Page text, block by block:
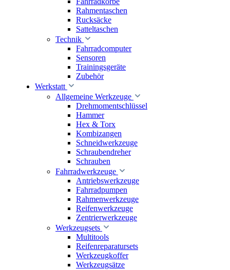
Rahmentaschen
Rucksäcke
Satteltaschen
Technik
Fahrradcomputer
Sensoren
Trainingsgeräte
Zubehör
Werkstatt
Allgemeine Werkzeuge
Drehmomentschlüssel
Hammer
Hex & Torx
Kombizangen
Schneidwerkzeuge
Schraubendreher
Schrauben
Fahrradwerkzeuge
Antriebswerkzeuge
Fahrradpumpen
Rahmenwerkzeuge
Reifenwerkzeuge
Zentrierwerkzeuge
Werkzeugsets
Multitools
Reifenreparatursets
Werkzeugkoffer
Werkzeugsätze